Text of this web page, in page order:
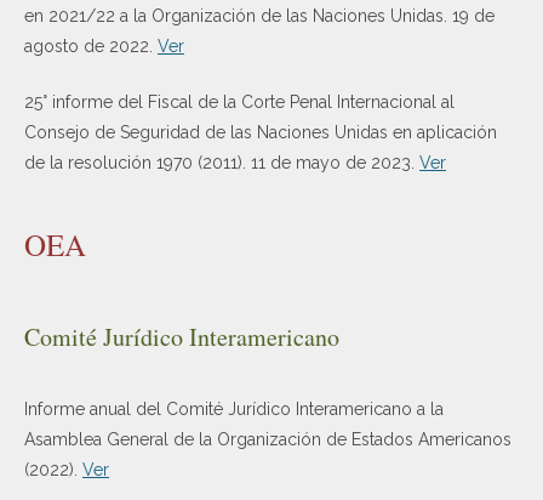
en 2021/22 a la Organización de las Naciones Unidas. 19 de
agosto de 2022. Ver
25° informe del Fiscal de la Corte Penal Internacional al
Consejo de Seguridad de las Naciones Unidas en aplicación
de la resolución 1970 (2011). 11 de mayo de 2023. Ver
OEA
Comité Jurídico Interamericano
Informe anual del Comité Jurídico Interamericano a la
Asamblea General de la Organización de Estados Americanos
(2022). Ver